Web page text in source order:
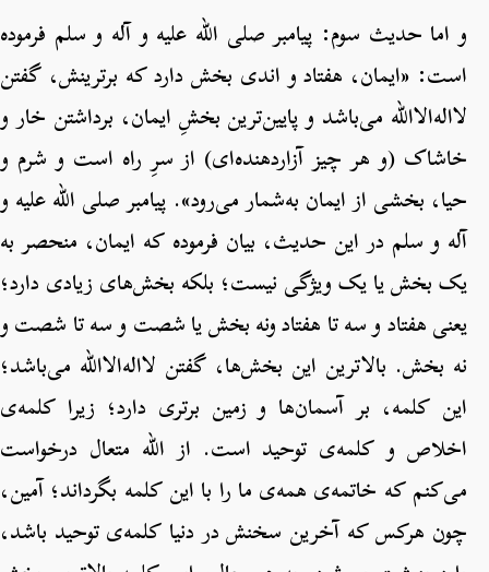
و اما حدیث سوم: پیامبر صلی الله علیه و آله و سلم فرموده
است: «ایمان، هفتاد و اندی بخش دارد که برترینش، گفتن
لااله‌الاالله می‌باشد و پایین‌ترین بخشِ ایمان، برداشتن خار و
خاشاک (و هر چیز آزاردهنده‌ای) از سرِ راه است و شرم و
حیا، بخشی از ایمان به‌شمار می‌رود». پیامبر صلی الله علیه و
آله و سلم در این حدیث، بیان فرموده که ایمان، منحصر به
یک بخش یا یک ویژگی نیست؛ بلکه بخش‌های زیادی دارد؛
یعنی هفتاد و سه تا هفتاد ونه بخش یا شصت و سه تا شصت و
نه بخش. بالاترین این بخش‌ها، گفتن لااله‌الاالله می‌باشد؛
این کلمه، بر آسمان‌ها و زمین برتری دارد؛ زیرا کلمه‌ی
اخلاص و کلمه‌ی توحید است. از الله متعال درخواست
می‌کنم که خاتمه‌ی همه‌ی ما را با این کلمه بگرداند؛ آمين،
چون هرکس که آخرین سخنش در دنیا کلمه‌ی توحید باشد،